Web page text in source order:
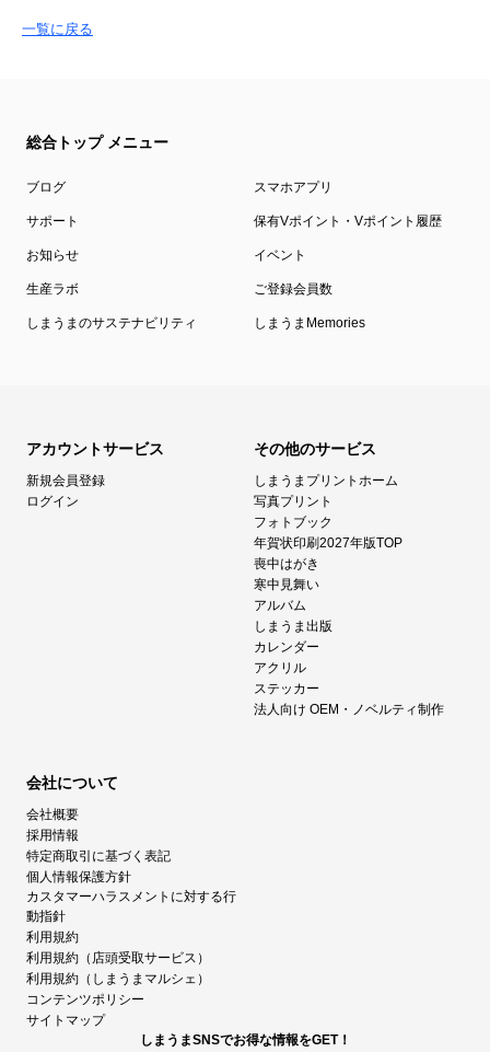
一覧に戻る
総合トップ メニュー
ブログ スマホアプリ
サポート 保有Vポイント・Vポイント履歴
お知らせ イベント
生産ラボ ご登録会員数
しまうまのサステナビリティ しまうまMemories
アカウントサービス
新規会員登録
ログイン
その他のサービス
しまうまプリントホーム
写真プリント
フォトブック
年賀状印刷2027年版TOP
喪中はがき
寒中見舞い
アルバム
しまうま出版
カレンダー
アクリル
ステッカー
法人向け OEM・ノベルティ制作
会社について
会社概要
採用情報
特定商取引に基づく表記
個人情報保護方針
カスタマーハラスメントに対する行
動指針
利用規約
利用規約（店頭受取サービス）
利用規約（しまうまマルシェ）
コンテンツポリシー
サイトマップ
しまうまSNSでお得な情報をGET！